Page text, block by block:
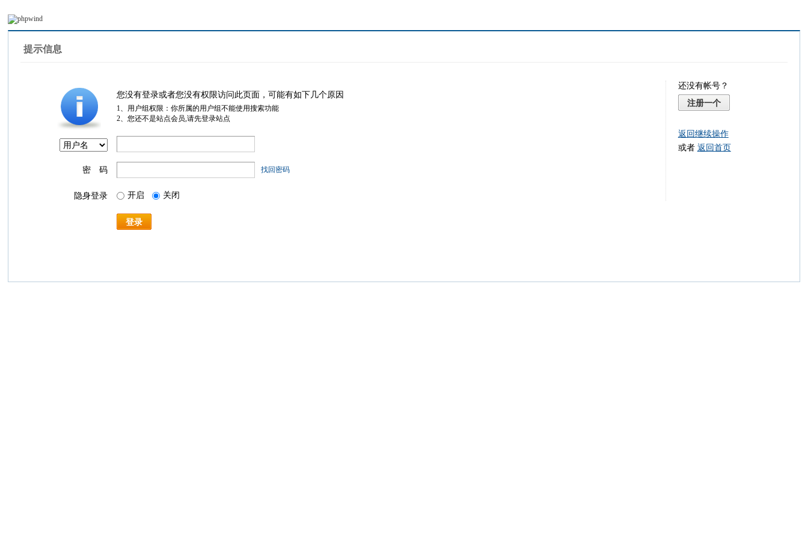
提示信息
您没有登录或者您没有权限访问此页面，可能有如下几个原因
1、用户组权限：你所属的用户组不能使用搜索功能
2、您还不是站点会员,请先登录站点
密 码 找回密码
隐身登录 开启 关闭
登录
还没有帐号？
注册一个
返回继续操作
或者 返回首页